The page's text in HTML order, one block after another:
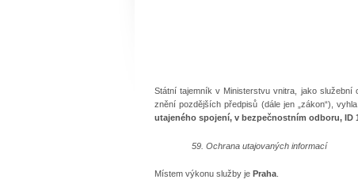
Státní tajemník v Ministerstvu vnitra, jako
znění pozdějších předpisů (dále jen „zákon“),
utajeného spojení, v bezpečnostním odboru, ID
59. Ochrana utajovaných informací
Místem výkonu služby je Praha.